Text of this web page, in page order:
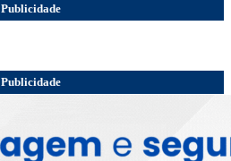
Publicidade
Publicidade